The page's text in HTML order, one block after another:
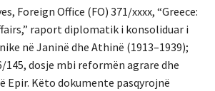
Foreign Office (FO) 371/xxxx, “Greece:
raport diplomatik i konsoliduar i
në Janinë dhe Athinë (1913–1939);
145, dosje mbi reformën agrare dhe
Epir. Këto dokumente pasqyrojnë